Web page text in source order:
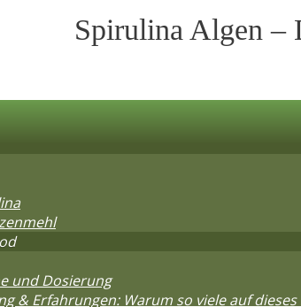
Spirulina Algen –
und Dosierung
& Erfahrungen: Warum so viele auf